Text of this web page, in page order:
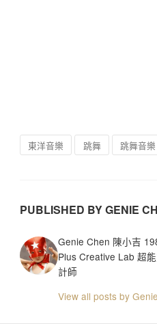
東洋音樂 跳舞 跳舞音樂
PUBLISHED BY GENIE
Genie Chen 陳小吉
Plus Creative Lab 超
計師
View all posts by